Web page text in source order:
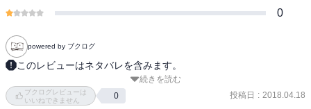
0
powered by ブクログ
このレビューはネタバレを含みます。
目指すはエースの座と全国の頂点! 2年生となり、ついに甲子園デビ
ューを果たした沢村栄純と、青道高校野球部の新たな挑戦が始まる!
続きを読む
ブクログレビューは
いいねできません
0 投稿日 : 2018.04.18